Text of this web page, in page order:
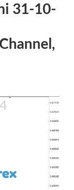
31-10-